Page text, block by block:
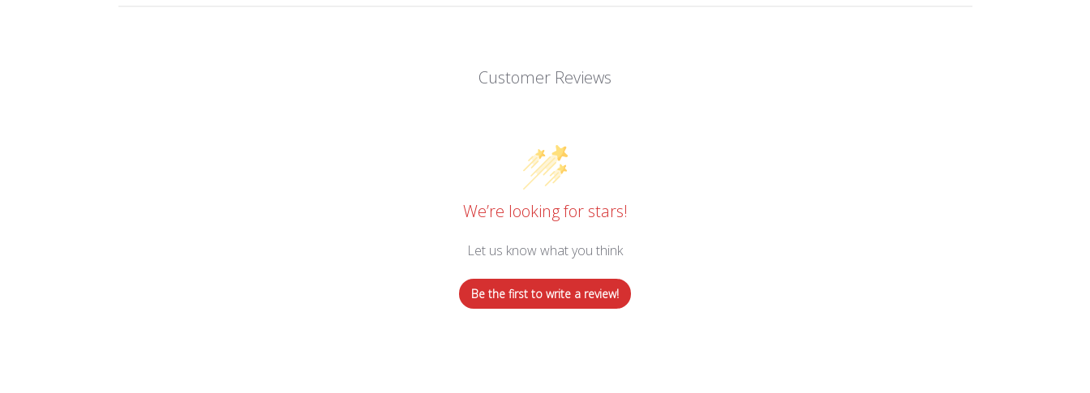
Customer Reviews
We’re looking for stars!
Let us know what you think
Be the first to write a review!